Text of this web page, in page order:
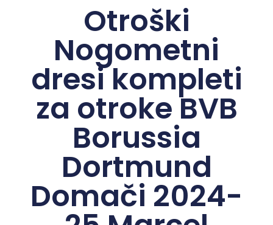
Otroški
Nogometni
dresi kompleti
za otroke BVB
Borussia
Dortmund
Domači 2024-